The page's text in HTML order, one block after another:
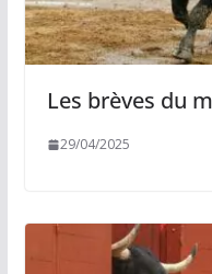
Les brèves du
29/04/2025